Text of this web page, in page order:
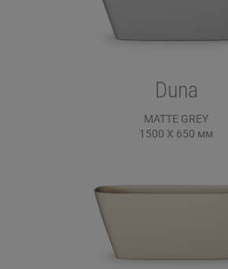
Duna
MATTE GREY
1500 X 650 мм